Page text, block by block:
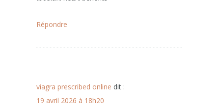
Répondre
viagra prescribed online dit :
19 avril 2026 à 18h20